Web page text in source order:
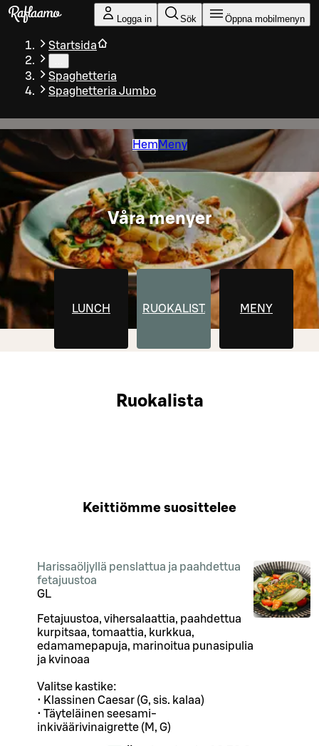
Gå till huvudinnehållet
Logga in Sök Öppna mobilmenyn
Startsida
Spaghetteria
Spaghetteria Jumbo
Hem Meny
Våra menyer
LUNCH RUOKALISTA MENY
Ruokalista
Keittiömme suosittelee
Harissaöljyllä penslattua ja paahdettua
fetajuustoa
GL
Fetajuustoa, vihersalaattia, paahdettua
kurpitsaa, tomaattia, kurkkua,
edamamepapuja, marinoitua punasipulia
ja kvinoaa
Valitse kastike:
• Klassinen Caesar (G, sis. kalaa)
• Täyteläinen seesami-
inkiväärivinaigrette (M, G)